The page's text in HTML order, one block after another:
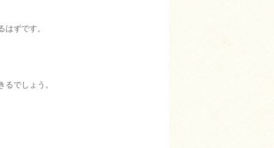
ずです。
でしょう。